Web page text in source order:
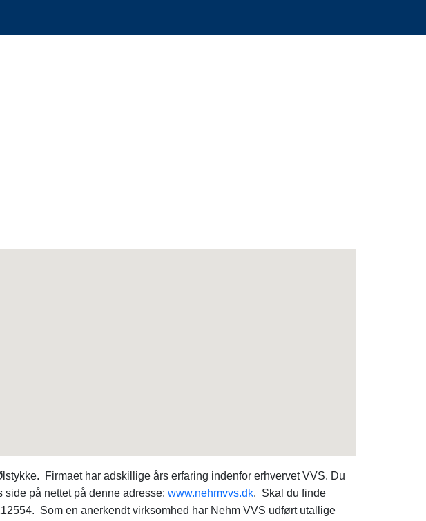
Firmaet har adskillige års erfaring indenfor erhvervet VVS. Du
på nettet på denne adresse: www.nehmvvs.dk. Skal du finde
Som en anerkendt virksomhed har Nehm VVS udført utallige